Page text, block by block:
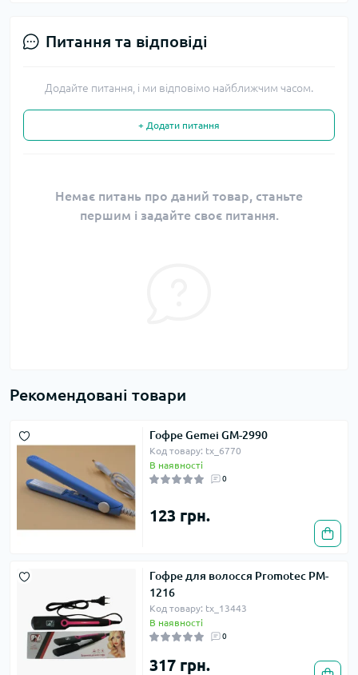
Питання та відповіді
Додайте питання, і ми відповімо найближчим часом.
+ Додати питання
Немає питань про даний товар, станьте
першим і задайте своє питання.
Рекомендовані товари
Гофре Gemei GM-2990
Код товару: tx_6770
В наявності
0
123 грн.
Гофре для волосся Promotec PM-
1216
Код товару: tx_13443
В наявності
0
317 грн.